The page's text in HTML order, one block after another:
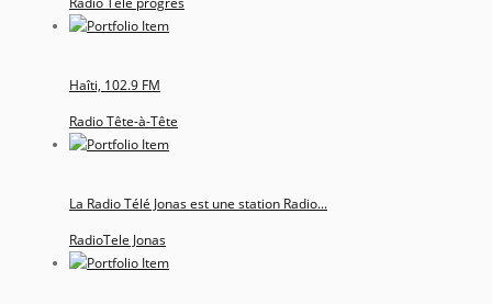
Haîti, 102.9 FM
Radio Tête-à-Tête
La Radio Télé Jonas est une station Radio...
RadioTele Jonas